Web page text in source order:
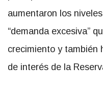
aumentaron los
“demanda excesiva”
crecimiento y también
de interés de la